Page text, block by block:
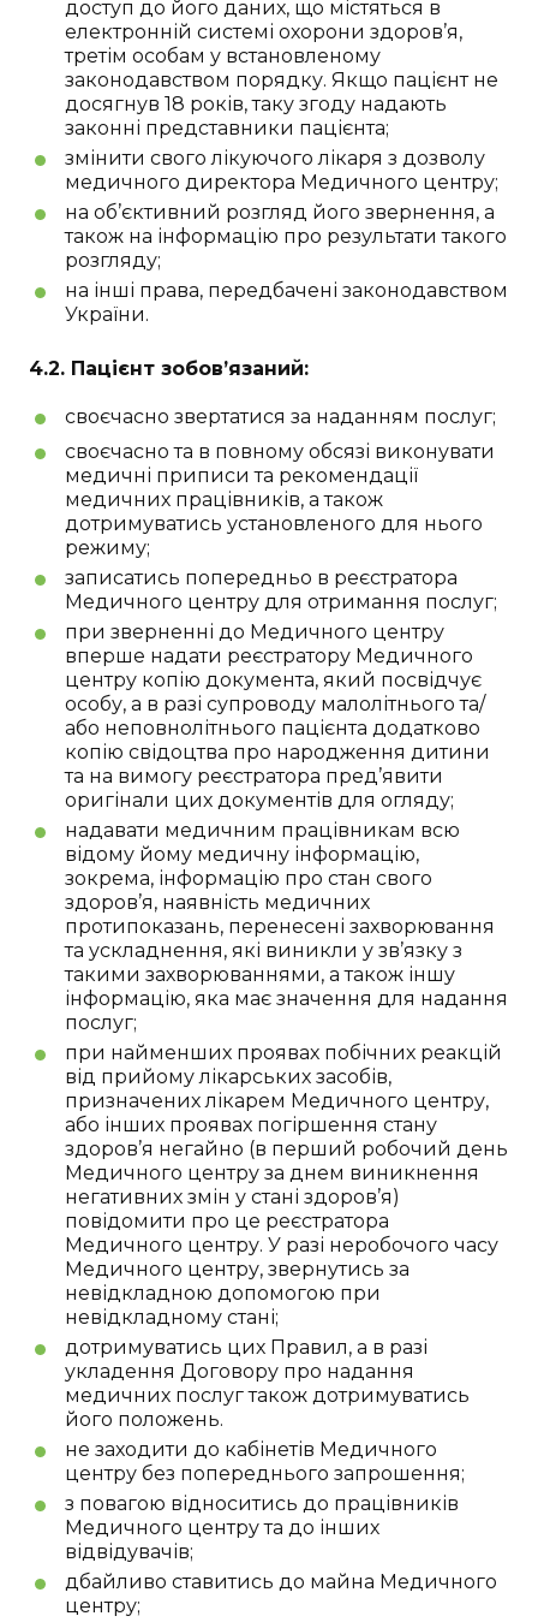
доступ до його даних, що містяться в
електронній системі охорони здоров’я,
третім особам у встановленому
законодавством порядку. Якщо пацієнт не
досягнув 18 років, таку згоду надають
законні представники пацієнта;
змінити свого лікуючого лікаря з дозволу
медичного директора Медичного центру;
на об’єктивний розгляд його звернення, а
також на інформацію про результати такого
розгляду;
на інші права, передбачені законодавством
України.
4.2. Пацієнт зобов’язаний:
своєчасно звертатися за наданням послуг;
своєчасно та в повному обсязі виконувати
медичні приписи та рекомендації
медичних працівників, а також
дотримуватись установленого для нього
режиму;
записатись попередньо в реєстратора
Медичного центру для отримання послуг;
при зверненні до Медичного центру
вперше надати реєстратору Медичного
центру копію документа, який посвідчує
особу, а в разі супроводу малолітнього та/
або неповнолітнього пацієнта додатково
копію свідоцтва про народження дитини
та на вимогу реєстратора пред’явити
оригінали цих документів для огляду;
надавати медичним працівникам всю
відому йому медичну інформацію,
зокрема, інформацію про стан свого
здоров’я, наявність медичних
протипоказань, перенесені захворювання
та ускладнення, які виникли у зв’язку з
такими захворюваннями, а також іншу
інформацію, яка має значення для надання
послуг;
при найменших проявах побічних реакцій
від прийому лікарських засобів,
призначених лікарем Медичного центру,
або інших проявах погіршення стану
здоров’я негайно (в перший робочий день
Медичного центру за днем виникнення
негативних змін у стані здоров’я)
повідомити про це реєстратора
Медичного центру. У разі неробочого часу
Медичного центру, звернутись за
невідкладною допомогою при
невідкладному стані;
дотримуватись цих Правил, а в разі
укладення Договору про надання
медичних послуг також дотримуватись
його положень.
не заходити до кабінетів Медичного
центру без попереднього запрошення;
з повагою відноситись до працівників
Медичного центру та до інших
відвідувачів;
дбайливо ставитись до майна Медичного
центру;